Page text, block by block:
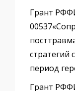
Грант
стратегий
период
Грант